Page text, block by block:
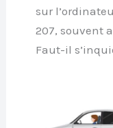
sur
207, souvent
Faut-il